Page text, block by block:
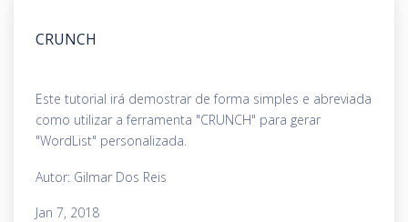
CRUNCH
Este tutorial irá demostrar de forma simples e abreviada
como utilizar a ferramenta "CRUNCH" para gerar
"WordList" personalizada.
Autor: Gilmar Dos Reis
Jan 7, 2018